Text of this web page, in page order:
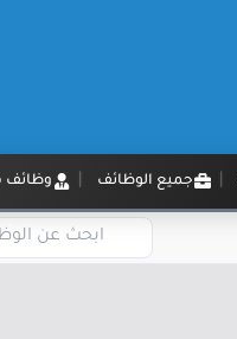
جميع الوظائف وظائف